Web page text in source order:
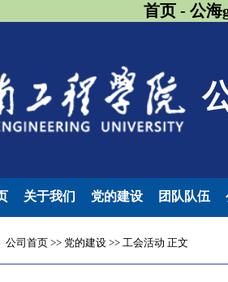
首页 - 公海
关于我们 党的建设 团队队伍
公司首页>> 党的建设>> 工会活动 正文